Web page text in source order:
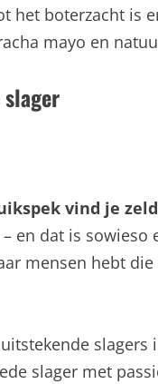
het boterzacht is
mayo en
vind je
en dat is
mensen hebt
slager met